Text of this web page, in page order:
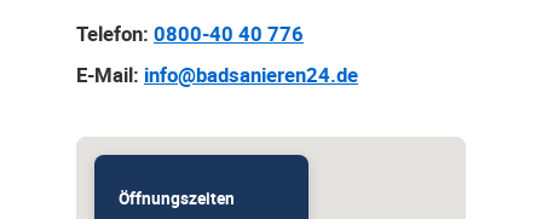
Telefon: 0800-40 40 776
E-Mail: info@badsanieren24.de
Öffnungszeiten